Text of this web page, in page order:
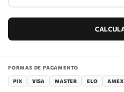
FORMAS DE PAGAMENTO
PIX VISA MASTER ELO AMEX